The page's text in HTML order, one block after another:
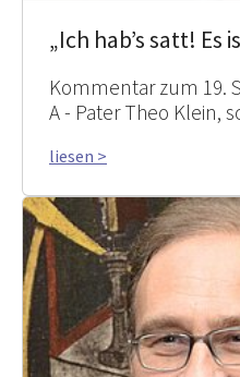
„Ich hab’s satt! Es
Kommentar zum 19.
A - Pater Theo Klein,
liesen >